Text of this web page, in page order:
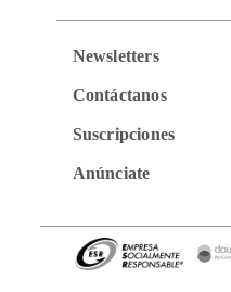
Newsletters
Contáctanos
Suscripciones
Anúnciate